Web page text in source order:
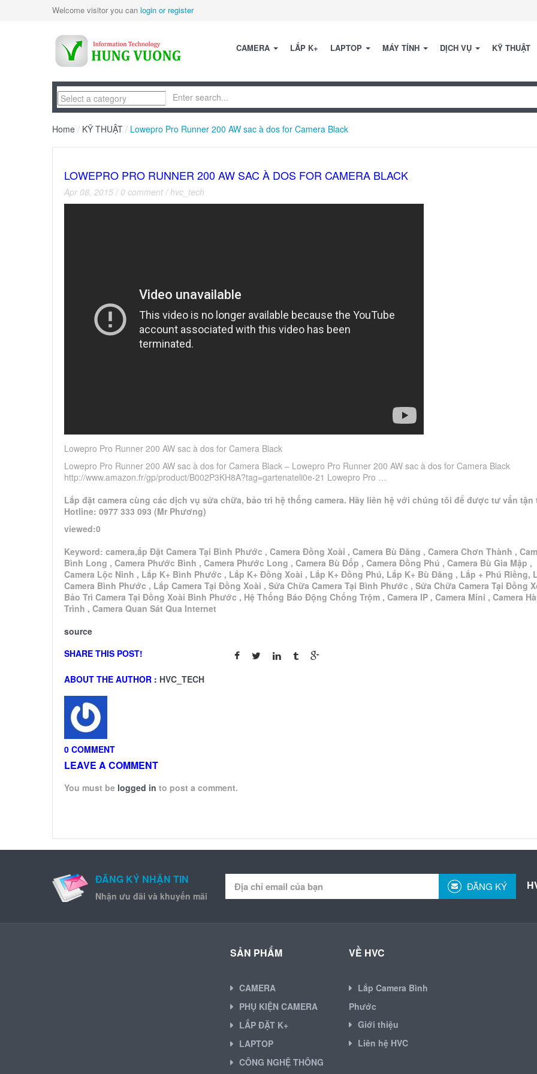
Welcome visitor you can login or register
CAMERA LẮP K+ LAPTOP MÁY TÍNH DỊCH VỤ KỸ THUẬT
Home / KỸ THUẬT / Lowepro Pro Runner 200 AW sac à dos for Camera Black
LOWEPRO PRO RUNNER 200 AW SAC À DOS FOR CAMERA BLACK
Apr 08, 2015 / 0 comment /hvc_tech
Lowepro Pro Runner 200 AW sac à dos for Camera Black
Lowepro Pro Runner 200 AW sac à dos for Camera Black – Lowepro Pro Runner 200 AW sac à dos for Camera Black
http://www.amazon.fr/gp/product/B002P3KH8A?tag=gartenateli0e-21 Lowepro Pro …
Lắp đặt camera cùng các dịch vụ sửa chữa, bảo trì hệ thống camera. Hãy liên hệ với chúng tôi để được tư vấn tận
Hotline: 0977 333 093 (Mr Phương)
viewed:0
Keyword: camera,ắp Đặt Camera Tại Bình Phước , Camera Đồng Xoài , Camera Bù Đăng , Camera Chơn Thành ,
Bình Long , Camera Phước Bình , Camera Phước Long , Camera Bù Đốp , Camera Đồng Phú , Camera Bù Gia Mập ,
Camera Lộc Ninh , Lắp K+ Bình Phước , Lắp K+ Đồng Xoài , Lắp K+ Đồng Phú, Lắp K+ Bù Đăng , Lắp + Phú Riềng,
Camera Bình Phước , Lắp Camera Tại Đồng Xoài , Sửa Chữa Camera Tại Bình Phước , Sửa Chữa Camera Tại Đồng
Bảo Trì Camera Tại Đồng Xoài Bình Phước , Hệ Thống Báo Động Chống Trộm , Camera IP , Camera Mini , Camera
Trình , Camera Quan Sát Qua Internet
source
SHARE THIS POST!
ABOUT THE AUTHOR : HVC_TECH
0 COMMENT
LEAVE A COMMENT
You must be logged in to post a comment.
ĐĂNG KÝ NHẬN TIN
Nhận ưu đãi và khuyến mãi
ĐĂNG KÝ
SẢN PHẨM
CAMERA
PHỤ KIỆN CAMERA
LẮP ĐẶT K+
LAPTOP
CÔNG NGHỆ THÔNG
VỀ HVC
Lắp Camera Bình
Phước
Giới thiệu
Liên hệ HVC